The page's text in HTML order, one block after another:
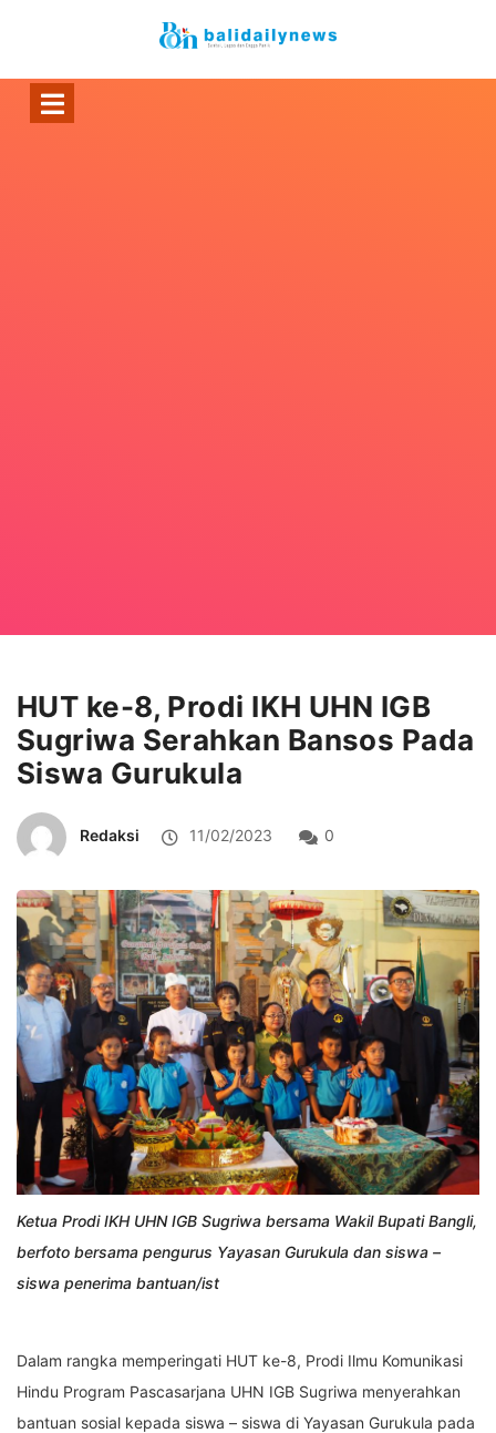
HUT ke-8, Prodi IKH UHN IGB
Sugriwa Serahkan Bansos Pada
Siswa Gurukula
Redaksi 11/02/2023 0
Ketua Prodi IKH UHN IGB Sugriwa bersama Wakil Bupati Bangli,
berfoto bersama pengurus Yayasan Gurukula dan siswa –
siswa penerima bantuan/ist
Dalam rangka memperingati HUT ke-8, Prodi Ilmu Komunikasi
Hindu Program Pascasarjana UHN IGB Sugriwa menyerahkan
bantuan sosial kepada siswa – siswa di Yayasan Gurukula pada